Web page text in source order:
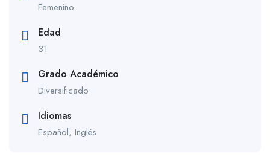
Femenino
Edad
31
Grado Académico
Diversificado
Idiomas
Español, Inglés